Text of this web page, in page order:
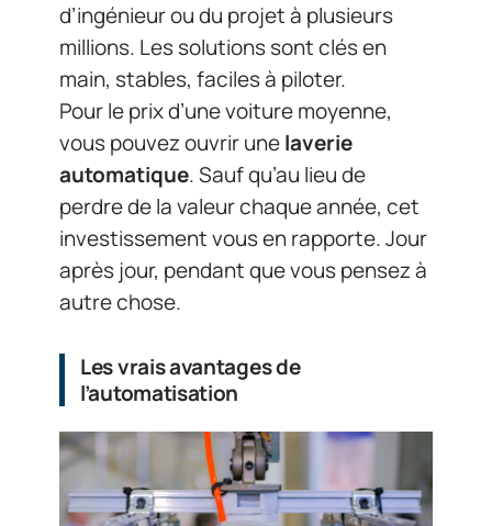
d’ingénieur ou du projet à plusieurs
millions. Les solutions sont clés en
main, stables, faciles à piloter.
Pour le prix d’une voiture moyenne,
vous pouvez ouvrir unelaverie
automatique. Sauf qu’au lieu de
perdre de la valeur chaque année, cet
investissement vous en rapporte. Jour
après jour, pendant que vous pensez à
autre chose.
Les vrais avantages de
l’automatisation